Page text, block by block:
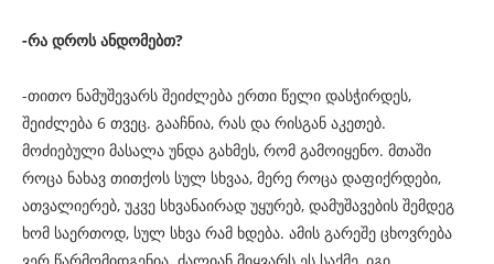
-რა დროს ანდომებთ?
-თითო ნამუშევარს შეიძლება ერთი წელი დასჭირდეს,
შეიძლება 6 თვეც. გააჩნია, რას და რისგან აკეთებ.
მოძიებული მასალა უნდა გახმეს, რომ გამოიყენო. მთაში
როცა ნახავ თითქოს სულ სხვაა, მერე როცა დაფიქრდები,
ათვალიერებ, უკვე სხვანაირად უყურებ, დამუშავების შემდეგ
ხომ საერთოდ, სულ სხვა რამ ხდება. ამის გარეშე ცხოვრება